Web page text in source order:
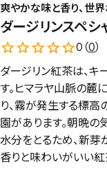
爽やかな味と香り、世
ダージリンスペ
0（0）
ダージリン紅茶は、キ
す。ヒマラヤ山脈の麓
り、霧が発生する標
園があります。朝晩の
水分をとるため、新芽
香りと味わいがいい紅